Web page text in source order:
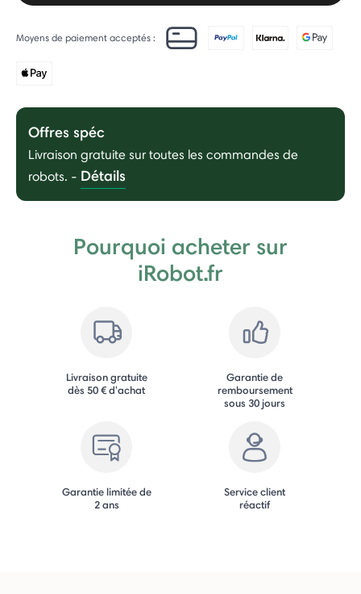
Moyens de paiement acceptés :
Offres spéc
Livraison gratuite sur toutes les commandes de
robots. - Détails
Pourquoi acheter sur
iRobot.fr
Livraison gratuite
dès 50 € d'achat
Garantie de
remboursement
sous 30 jours
Garantie limitée de
2 ans
Service client
réactif